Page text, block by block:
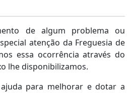
de algum problema ou
atenção da Freguesia de
essa ocorrência através do
lhe disponibilizamos.
para melhorar e dotar a